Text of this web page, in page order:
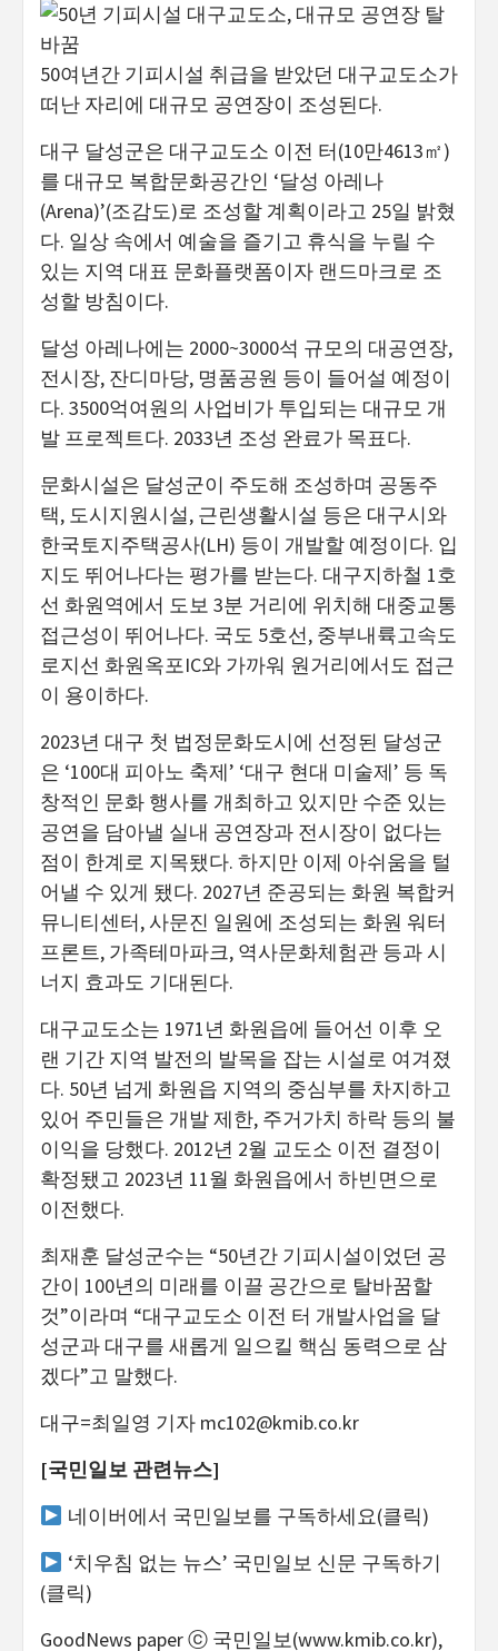
50여년간 기피시설 취급을 받았던 대구교도소가
떠난 자리에 대규모 공연장이 조성된다.
대구 달성군은 대구교도소 이전 터(10만4613㎡)
를 대규모 복합문화공간인 ‘달성 아레나
(Arena)’(조감도)로 조성할 계획이라고 25일 밝혔
다. 일상 속에서 예술을 즐기고 휴식을 누릴 수
있는 지역 대표 문화플랫폼이자 랜드마크로 조
성할 방침이다.
달성 아레나에는 2000~3000석 규모의 대공연장,
전시장, 잔디마당, 명품공원 등이 들어설 예정이
다. 3500억여원의 사업비가 투입되는 대규모 개
발 프로젝트다. 2033년 조성 완료가 목표다.
문화시설은 달성군이 주도해 조성하며 공동주
택, 도시지원시설, 근린생활시설 등은 대구시와
한국토지주택공사(LH) 등이 개발할 예정이다. 입
지도 뛰어나다는 평가를 받는다. 대구지하철 1호
선 화원역에서 도보 3분 거리에 위치해 대중교통
접근성이 뛰어나다. 국도 5호선, 중부내륙고속도
로지선 화원옥포IC와 가까워 원거리에서도 접근
이 용이하다.
2023년 대구 첫 법정문화도시에 선정된 달성군
은 ‘100대 피아노 축제’ ‘대구 현대 미술제’ 등 독
창적인 문화 행사를 개최하고 있지만 수준 있는
공연을 담아낼 실내 공연장과 전시장이 없다는
점이 한계로 지목됐다. 하지만 이제 아쉬움을 털
어낼 수 있게 됐다. 2027년 준공되는 화원 복합커
뮤니티센터, 사문진 일원에 조성되는 화원 워터
프론트, 가족테마파크, 역사문화체험관 등과 시
너지 효과도 기대된다.
대구교도소는 1971년 화원읍에 들어선 이후 오
랜 기간 지역 발전의 발목을 잡는 시설로 여겨졌
다. 50년 넘게 화원읍 지역의 중심부를 차지하고
있어 주민들은 개발 제한, 주거가치 하락 등의 불
이익을 당했다. 2012년 2월 교도소 이전 결정이
확정됐고 2023년 11월 화원읍에서 하빈면으로
이전했다.
최재훈 달성군수는 “50년간 기피시설이었던 공
간이 100년의 미래를 이끌 공간으로 탈바꿈할
것”이라며 “대구교도소 이전 터 개발사업을 달
성군과 대구를 새롭게 일으킬 핵심 동력으로 삼
겠다”고 말했다.
대구=최일영 기자 mc102@kmib.co.kr
[국민일보 관련뉴스]
네이버에서 국민일보를 구독하세요(클릭)
‘치우침 없는 뉴스’ 국민일보 신문 구독하기
(클릭)
GoodNews paper ⓒ 국민일보(www.kmib.co.kr),